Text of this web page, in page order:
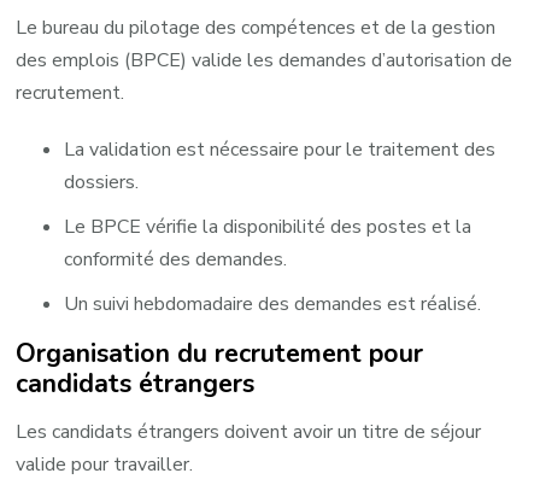
Le bureau du pilotage des compétences et de la gestion
des emplois (BPCE) valide les demandes d’autorisation de
recrutement. ​
La validation est nécessaire pour le traitement des
dossiers.
Le BPCE vérifie la disponibilité des postes et la
conformité des demandes.
Un suivi hebdomadaire des demandes est réalisé.
Organisation du recrutement pour
candidats étrangers
Les candidats étrangers doivent avoir un titre de séjour
valide pour travailler. ​